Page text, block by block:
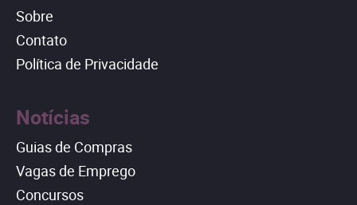
Sobre
Contato
Política de Privacidade
Notícias
Guias de Compras
Vagas de Emprego
Concursos